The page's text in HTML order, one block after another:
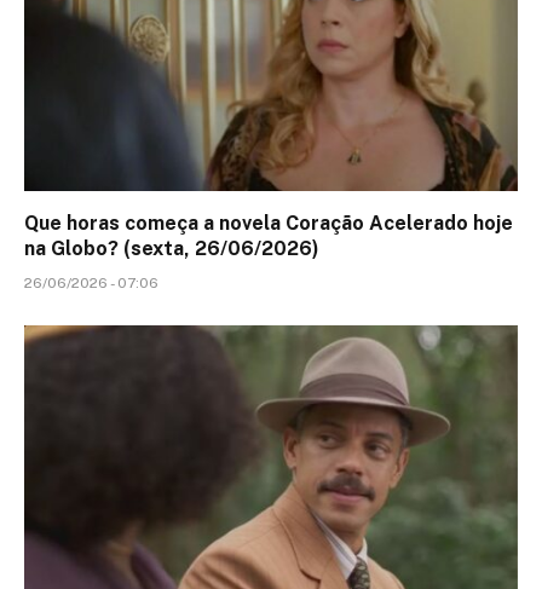
Que horas começa a novela Coração Acelerado hoje
na Globo? (sexta, 26/06/2026)
26/06/2026 - 07:06